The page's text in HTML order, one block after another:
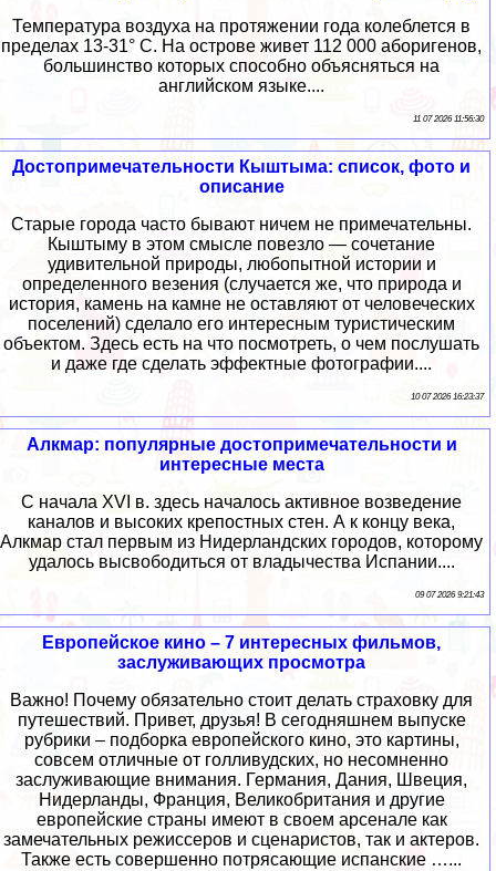
Температура воздуха на протяжении года колеблется в
пределах 13-31° С. На острове живет 112 000 аборигенов,
большинство которых способно объясняться на
английском языке....
11 07 2026 11:56:30
Достопримечательности Кыштыма: список, фото и
описание
Старые города часто бывают ничем не примечательны.
Кыштыму в этом смысле повезло — сочетание
удивительной природы, любопытной истории и
определенного везения (случается же, что природа и
история, камень на камне не оставляют от человеческих
поселений) сделало его интересным туристическим
объектом. Здесь есть на что посмотреть, о чем послушать
и даже где сделать эффектные фотографии....
10 07 2026 16:23:37
Алкмар: популярные достопримечательности и
интересные места
С начала XVI в. здесь началось активное возведение
каналов и высоких крепостных стен. А к концу века,
Алкмар стал первым из Нидерландских городов, которому
удалось высвободиться от владычества Испании....
09 07 2026 9:21:43
Европейское кино – 7 интересных фильмов,
заслуживающих просмотра
Важно! Почему обязательно стоит делать страховку для
путешествий. Привет, друзья! В сегодняшнем выпуске
рубрики – подборка европейского кино, это картины,
совсем отличные от голливудских, но несомненно
заслуживающие внимания. Германия, Дания, Швеция,
Нидерланды, Франция, Великобритания и другие
европейские страны имеют в своем арсенале как
замечательных режиссеров и сценаристов, так и актеров.
Также есть совершенно потрясающие испанские …...